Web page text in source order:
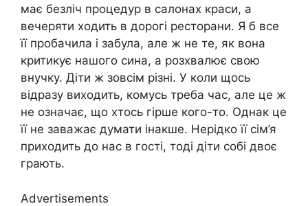
має безліч процедур в салонах краси, а
вечеряти ходить в дорогі ресторани. Я б все
її пробачила і забула, але ж не те, як вона
критикує нашого сина, а розхвалює свою
внучку. Діти ж зовсім різні. У коли щось
відразу виходить, комусь треба час, але це ж
не означає, що хтось гірше кого-то. Однак це
її не заважає думати інакше. Нерідко її сім’я
приходить до нас в гості, тоді діти собі двоє
грають.
Advertisements